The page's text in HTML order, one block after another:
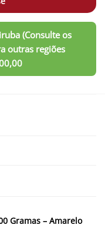
Gramas – Amarelo